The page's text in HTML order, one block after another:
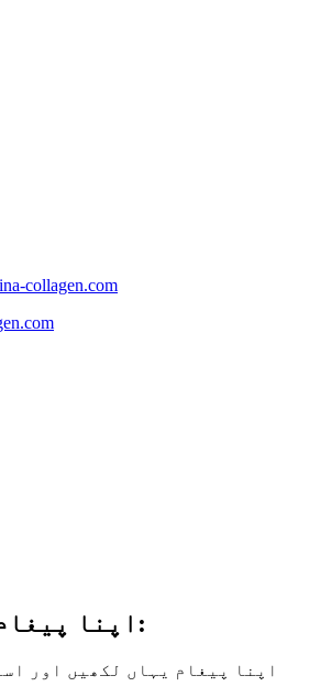
collagen.com
اپنا پیغام ہمیں بھیجیں:
اپنا پیغام یہاں لکھیں اور